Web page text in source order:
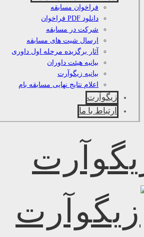
فراخوان مسابقه
دانلود PDF فراخوان
شرکت در مسابقه
ارسال شیت های مسابقه
آثار برگزیده مرحله اول داوری
بیانیه هیئت داوران
بیانیه زیگوآرت
اعلام نتایج نهایی مسابقه بام
زیگوآرت
ارتباط با ما